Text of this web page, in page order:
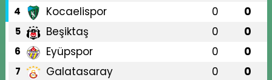
4 Kocaelispor 0 0
5 Beşiktaş 0 0
6 Eyüpspor 0 0
7 Galatasaray 0 0